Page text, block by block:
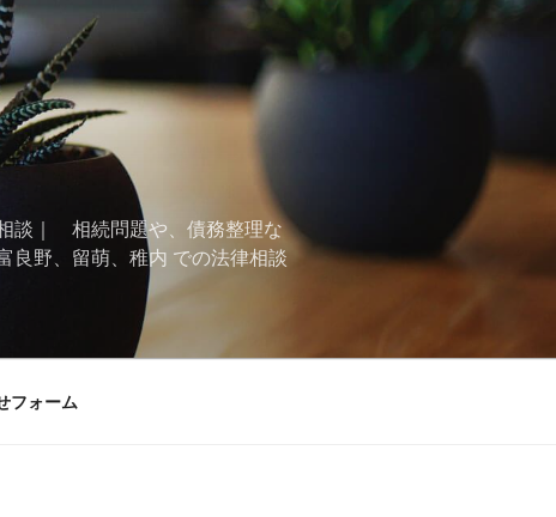
談｜ 相続問題や、債務整理な
良野、留萌、稚内 での法律相談
フォーム